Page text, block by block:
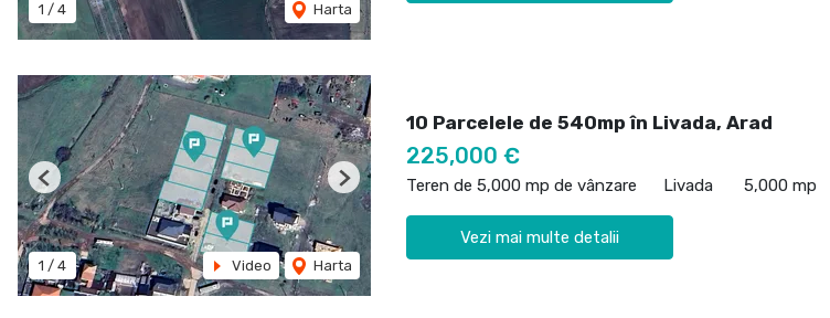
1 / 4 Harta
1 / 4 Video Harta
Previous Next
10 Parcelele de 540mp în Livada, Arad
225,000 €
Teren de 5,000 mp de vânzare Livada 5,000 mp
Vezi mai multe detalii